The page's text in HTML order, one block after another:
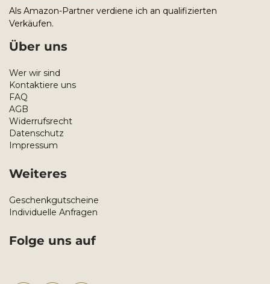
Als Amazon-Partner verdiene ich an qualifizierten
Verkäufen.
Über uns
Wer wir sind
Kontaktiere uns
FAQ
AGB
Widerrufsrecht
Datenschutz
Impressum
Weiteres
Geschenkgutscheine
Individuelle Anfragen
Folge uns auf